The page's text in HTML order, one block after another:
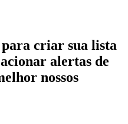
para criar sua lista
alertas de
nossos